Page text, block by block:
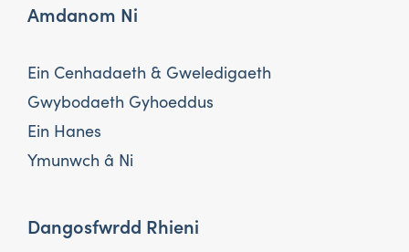
Amdanom Ni
Ein Cenhadaeth & Gweledigaeth
Gwybodaeth Gyhoeddus
Ein Hanes
Ymunwch â Ni
Dangosfwrdd Rhieni